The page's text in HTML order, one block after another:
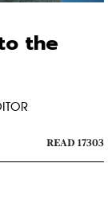
the
READ 17303